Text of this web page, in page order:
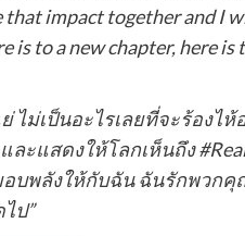
impact together and I
is to a new chapter, here
ไม่เป็นอะไรเลยที่จะร้อง
แสดงให้โลกเห็นถึง
พลังให้กับฉัน ฉันรักพวกคุ
ป”